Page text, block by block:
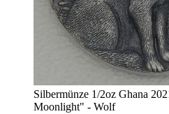
Silbermünze 1/2oz Ghana
Moonlight" - Wolf